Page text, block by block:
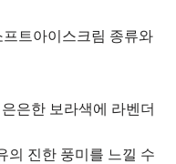
트아이스크림 종류와
은한 보라색에 라벤더
의 진한 풍미를 느낄 수